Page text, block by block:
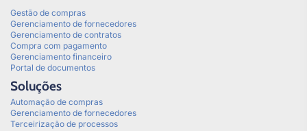
Gestão de compras
Gerenciamento de fornecedores
Gerenciamento de contratos
Compra com pagamento
Gerenciamento financeiro
Portal de documentos
Soluções
Automação de compras
Gerenciamento de fornecedores
Terceirização de processos